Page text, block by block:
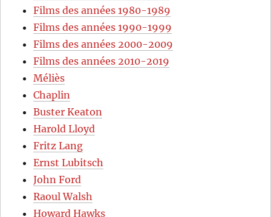
Films des années 1980-1989
Films des années 1990-1999
Films des années 2000-2009
Films des années 2010-2019
Méliès
Chaplin
Buster Keaton
Harold Lloyd
Fritz Lang
Ernst Lubitsch
John Ford
Raoul Walsh
Howard Hawks